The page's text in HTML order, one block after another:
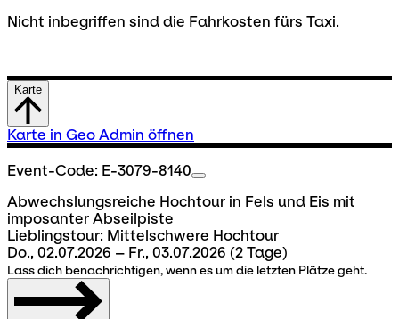
Nicht inbegriffen sind die Fahrkosten fürs Taxi.
Karte
Karte in Geo Admin öffnen
Event-Code: E-3079-8140
Abwechslungsreiche Hochtour in Fels und Eis mit
imposanter Abseilpiste
Lieblingstour: Mittelschwere Hochtour
Do., 02.07.2026 – Fr., 03.07.2026 (2 Tage)
Lass dich benachrichtigen, wenn es um die letzten Plätze geht.